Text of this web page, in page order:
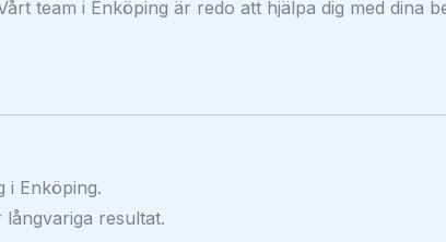
team i Enköping är redo att hjälpa dig med dina
i Enköping.
resultat.